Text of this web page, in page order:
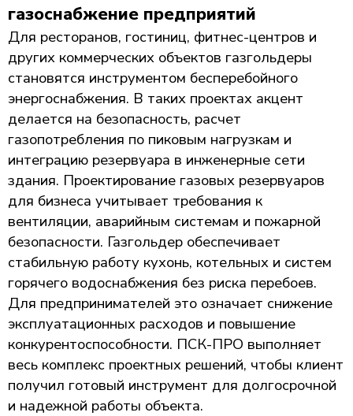
газоснабжение предприятий
Для ресторанов, гостиниц, фитнес-центров и
других коммерческих объектов газгольдеры
становятся инструментом бесперебойного
энергоснабжения. В таких проектах акцент
делается на безопасность, расчет
газопотребления по пиковым нагрузкам и
интеграцию резервуара в инженерные сети
здания. Проектирование газовых резервуаров
для бизнеса учитывает требования к
вентиляции, аварийным системам и пожарной
безопасности. Газгольдер обеспечивает
стабильную работу кухонь, котельных и систем
горячего водоснабжения без риска перебоев.
Для предпринимателей это означает снижение
эксплуатационных расходов и повышение
конкурентоспособности. ПСК-ПРО выполняет
весь комплекс проектных решений, чтобы клиент
получил готовый инструмент для долгосрочной
и надежной работы объекта.